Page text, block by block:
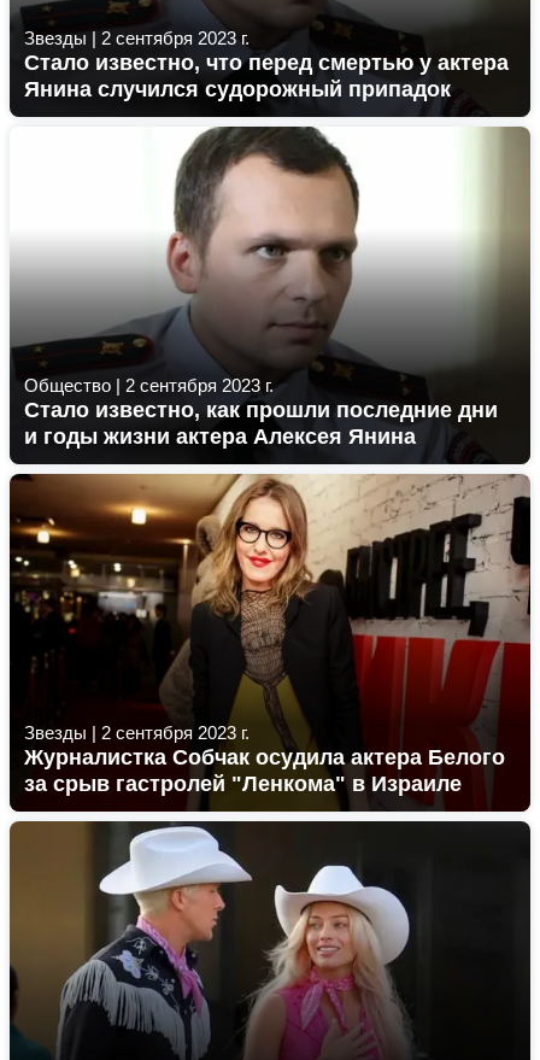
Звезды | 2 сентября 2023 г.
Стало известно, что перед смертью у актера
Янина случился судорожный припадок
Общество | 2 сентября 2023 г.
Стало известно, как прошли последние дни
и годы жизни актера Алексея Янина
Звезды | 2 сентября 2023 г.
Журналистка Собчак осудила актера Белого
за срыв гастролей "Ленкома" в Израиле